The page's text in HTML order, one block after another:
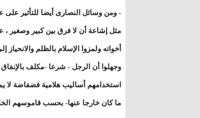
- ومن وسائل النصارى أيضا للتأثير على
مثل إشاعة أن لا فرق بين كبير وصغير ،
أخواته ولمزوا الإسلام بالظلم
وجهلوا أن الرجل - شرعا -مكلف
استخدامهم أساليب هلامية فضفاضة لا
ما كان خارجا عنها- بحسب قاموسهم